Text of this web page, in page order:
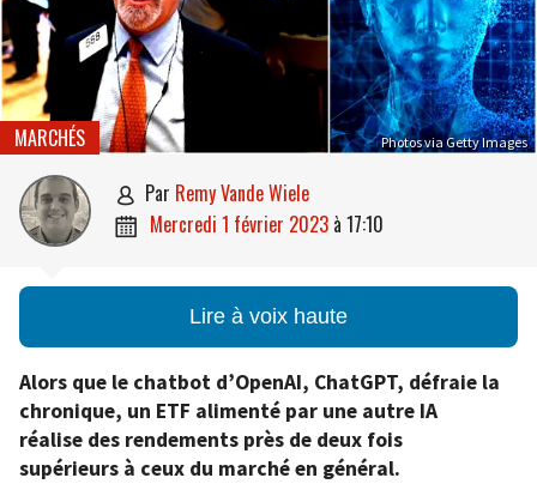
Photos via Getty Images
MARCHÉS
 par Remy Vande Wiele
 mercredi 1 février 2023 à 17:10
Lire à voix haute
Alors que le chatbot d’OpenAI, ChatGPT, défraie la
chronique, un ETF alimenté par une autre IA
réalise des rendements près de deux fois
supérieurs à ceux du marché en général.